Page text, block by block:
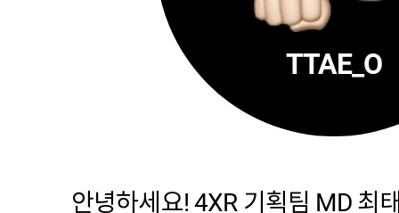
TTAE_O
안녕하세요! 4XR 기획팀 MD 최